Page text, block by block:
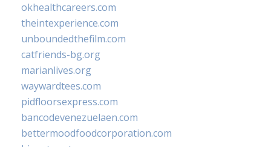
okhealthcareers.com
theintexperience.com
unboundedthefilm.com
catfriends-bg.org
marianlives.org
waywardtees.com
pidfloorsexpress.com
bancodevenezuelaen.com
bettermoodfoodcorporation.com